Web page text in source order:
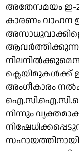
അതേസമയം ഇ-
കാരണം വാഹന
അംഗീകാരം
ഐ.സി.ഐ.സി.ഐ
നിന്നും
സഹായത്തിനായി